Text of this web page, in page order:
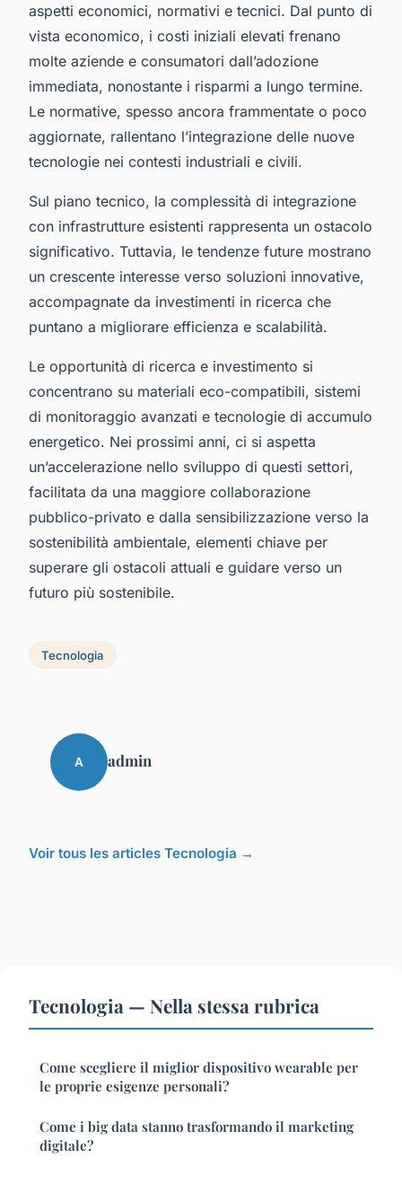
aspetti economici, normativi e tecnici. Dal punto di
vista economico, i costi iniziali elevati frenano
molte aziende e consumatori dall’adozione
immediata, nonostante i risparmi a lungo termine.
Le normative, spesso ancora frammentate o poco
aggiornate, rallentano l’integrazione delle nuove
tecnologie nei contesti industriali e civili.
Sul piano tecnico, la complessità di integrazione
con infrastrutture esistenti rappresenta un ostacolo
significativo. Tuttavia, le tendenze future mostrano
un crescente interesse verso soluzioni innovative,
accompagnate da investimenti in ricerca che
puntano a migliorare efficienza e scalabilità.
Le opportunità di ricerca e investimento si
concentrano su materiali eco-compatibili, sistemi
di monitoraggio avanzati e tecnologie di accumulo
energetico. Nei prossimi anni, ci si aspetta
un’accelerazione nello sviluppo di questi settori,
facilitata da una maggiore collaborazione
pubblico-privato e dalla sensibilizzazione verso la
sostenibilità ambientale, elementi chiave per
superare gli ostacoli attuali e guidare verso un
futuro più sostenibile.
Tecnologia
A admin
Voir tous les articles Tecnologia →
Tecnologia — Nella stessa rubrica
Come scegliere il miglior dispositivo wearable per
le proprie esigenze personali?
Come i big data stanno trasformando il marketing
digitale?